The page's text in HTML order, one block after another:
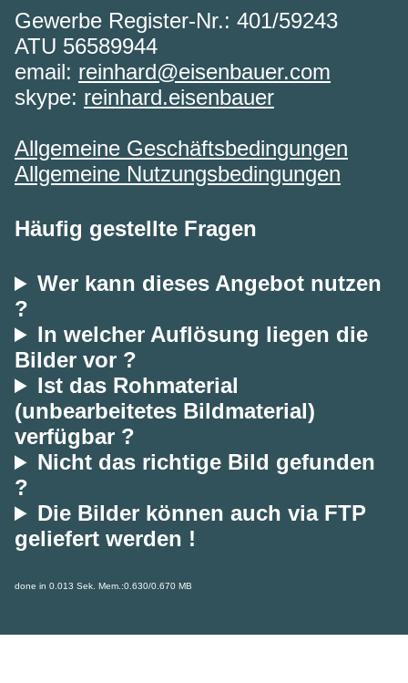
Gewerbe Register-Nr.: 401/59243
ATU 56589944
email: reinhard@eisenbauer.com
skype: reinhard.eisenbauer
Allgemeine Geschäftsbedingungen
Allgemeine Nutzungsbedingungen
Häufig gestellte Fragen
Wer kann dieses Angebot nutzen
?
In welcher Auflösung liegen die
Bilder vor ?
Ist das Rohmaterial
(unbearbeitetes Bildmaterial)
verfügbar ?
Nicht das richtige Bild gefunden
?
Die Bilder können auch via FTP
geliefert werden !
done in 0.013 Sek. Mem.:0.630/0.670 MB